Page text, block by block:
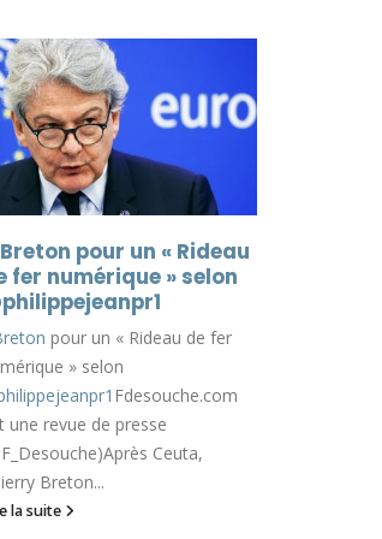
06
Août
L’#ExtremeCentre
L’ #ExtremeCentre
est une revue de presse
(@F_Desouche)Après l’arrivée de
dizaines de milliers de migrants à
Ceuta, la députée...
Lire la suite